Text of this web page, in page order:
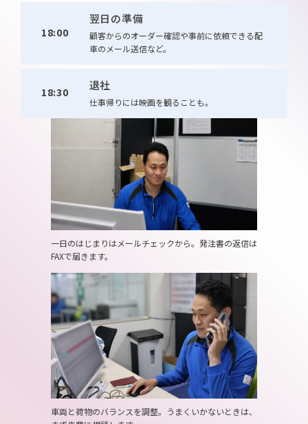
18:00
翌日の準備
顧客からのオーダー確認や事前に依頼できる配
車のメール送信など。
18:30
退社
仕事帰りには映画を観ることも。
一日のはじまりはメールチェックから。発注書の返信は
FAXで届きます。
車両と荷物のバランスを調整。うまくいかないときは、